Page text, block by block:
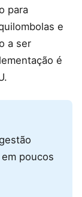
para
e
a ser
é
poucos